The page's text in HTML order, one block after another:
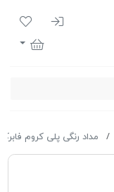
ورود به
لیست
سبد خرید
مداد رنگی پلی کروم